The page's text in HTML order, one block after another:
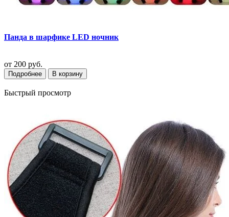
Панда в шарфике LED ночник
от 200 руб.
Подробнее В корзину
Быстрый просмотр